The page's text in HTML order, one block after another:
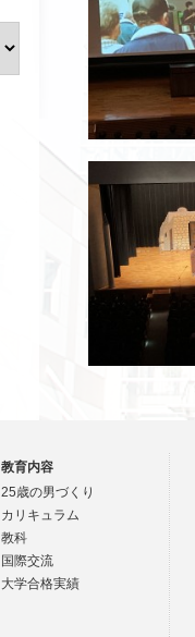
教育内容
25歳の男づくり
カリキュラム
教科
国際交流
大学合格実績